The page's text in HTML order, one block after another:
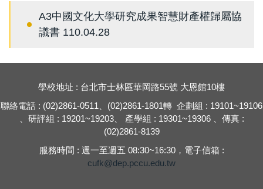
A3中國文化大學研究成果智慧財產權歸屬協
議書 110.04.28
學校地址 : 台北市士林區華岡路55號 大恩館10樓
聯絡電話 : (02)2861-0511、(02)2861-1801轉 企劃組 : 19101~19106
、研評組 : 19201~19203、 產學組 : 19301~19306 、傳真 :
(02)2861-8139
服務時間 : 週一至週五 08:30~16:30，電子信箱 :
cufk@dep.pccu.edu.tw